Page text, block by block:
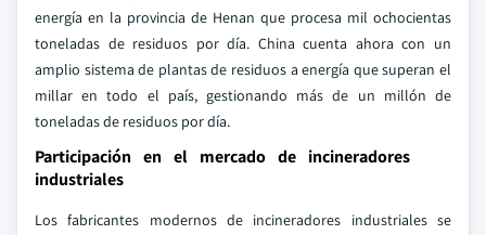
energía en la provincia de Henan que procesa mil ochocientas
toneladas de residuos por día. China cuenta ahora con un
amplio sistema de plantas de residuos a energía que superan el
millar en todo el país, gestionando más de un millón de
toneladas de residuos por día.
Participación en el mercado de incineradores
industriales
Los fabricantes modernos de incineradores industriales se